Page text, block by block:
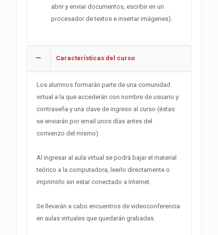
abrir y enviar documentos, escribir en un
procesador de textos e insertar imágenes).
Características del curso
Los alumnos formarán parte de una comunidad
virtual a la que accederán con nombre de usuario y
contraseña y una clave de ingreso al curso (éstas
se enviarán por email unos días antes del
comienzo del mismo).
Al ingresar al aula virtual se podrá bajar el material
teórico a la computadora, leerlo directamente o
imprimirlo sin estar conectado a Internet.
Se llevarán a cabo encuentros de videoconferencia
en aulas virtuales que quedarán grabadas.